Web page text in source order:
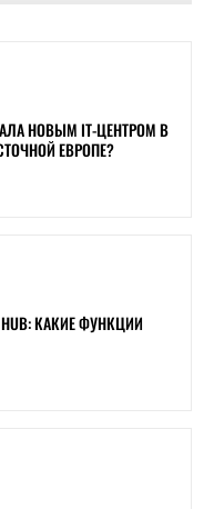
НОВЫМ IT-ЦЕНТРОМ В
ЕВРОПЕ?
HUB: КАКИЕ ФУНКЦИИ